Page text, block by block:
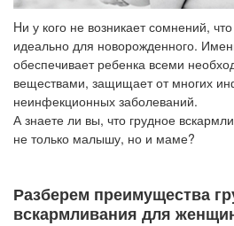
Hи у кого не возникает сомнений,
идеально для новорожденного.
обеспечивает ребенка всеми
веществами, защищает от многих
неинфекционных заболеваний.
А знаете ли вы, что грудное
не только малышу, но и маме?
Разберем преимущества
вскармливания для